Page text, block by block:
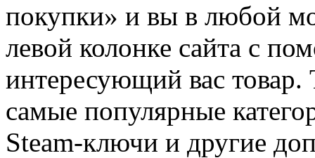
покупки» и вы в любой
левой колонке сайта с
интересующий вас
самые популярные
Steam-ключи и другие